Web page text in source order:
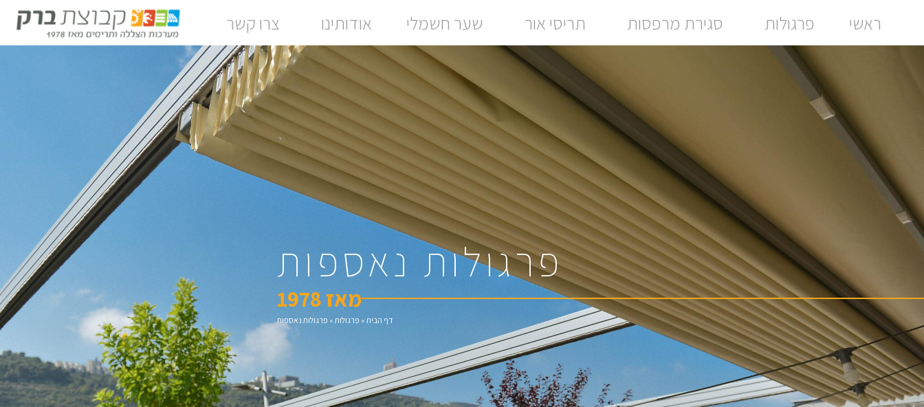
ראשי פרגולות סגירת מרפסות תריסי אור שער חשמלי אודותינו צרו קשר
פרגולות נאספות
מאז 1978
דף הבית» פרגולות» פרגולות נאספות